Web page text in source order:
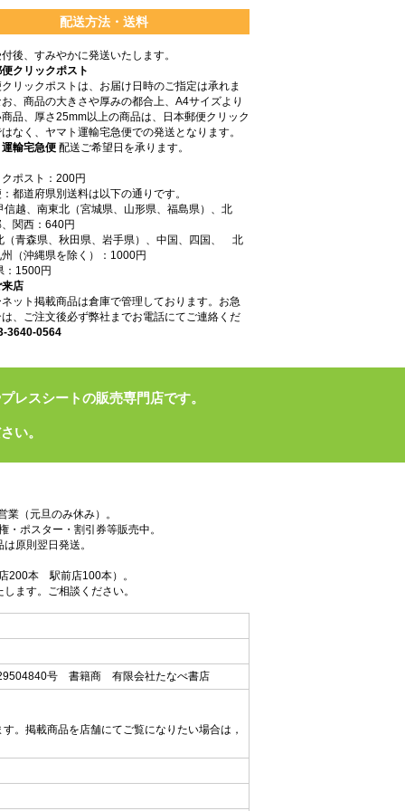
配送方法・送料
後、すみやかに発送いたします。
クリックポスト
リックポストは、お届け日時のご指定は承れま
、商品の大きさや厚みの都合上、A4サイズより
品、厚さ25mm以上の商品は、日本郵便クリック
なく、ヤマト運輸宅急便での発送となります。
輸宅急便 配送ご希望日を承ります。
ポスト：200円
都道府県別送料は以下の通りです。
信越、南東北（宮城県、山形県、福島県）、北
関西：640円
（青森県、秋田県、岩手県）、中国、四国、 北
（沖縄県を除く）：1000円
：1500円
店
ット掲載商品は倉庫で管理しております。お急
、ご注文後必ず弊社までお電話にてご連絡くだ
3640-0564
レスシートの販売専門店です。
い。
（元旦のみ休み）。
ポスター・割引券等販売中。
原則翌日発送。
200本 駅前店100本）。
ます。ご相談ください。
号 書籍商 有限会社たなべ書店
。掲載商品を店舗にてご覧になりたい場合は，